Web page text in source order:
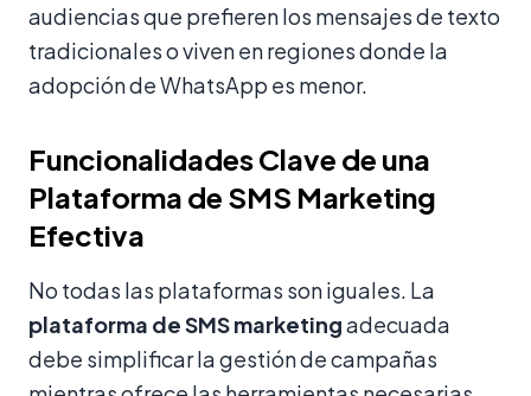
audiencias que prefieren los mensajes de texto
tradicionales o viven en regiones donde la
adopción de WhatsApp es menor.
Funcionalidades Clave de una
Plataforma de SMS Marketing
Efectiva
No todas las plataformas son iguales. La
plataforma de SMS marketingadecuada
debe simplificar la gestión de campañas